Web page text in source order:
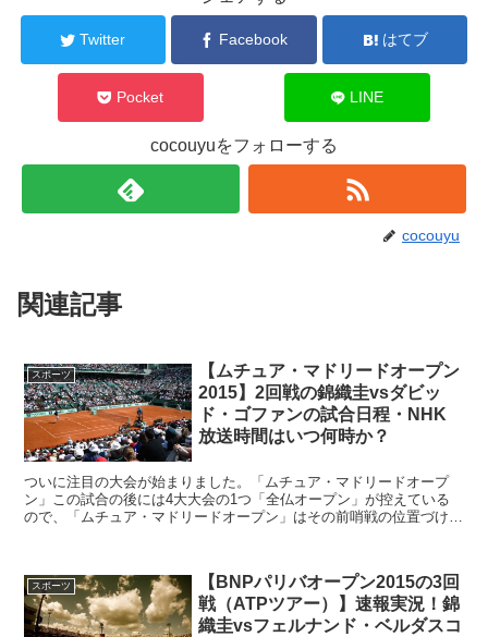
Twitter Facebook はてブ
Pocket LINE
cocouyuをフォローする
cocouyu
関連記事
スポーツ
【ムチュア・マドリードオープン
2015】2回戦の錦織圭vsダビッ
ド・ゴファンの試合日程・NHK
放送時間はいつ何時か？
ついに注目の大会が始まりました。「ムチュア・マドリードオープ
ン」この試合の後には4大大会の1つ「全仏オープン」が控えている
ので、「ムチュア・マドリードオープン」はその前哨戦の位置づけと
スポーツ
【BNPパリバオープン2015の3回
戦（ATPツアー）】速報実況！錦
織圭vsフェルナンド・ベルダスコ